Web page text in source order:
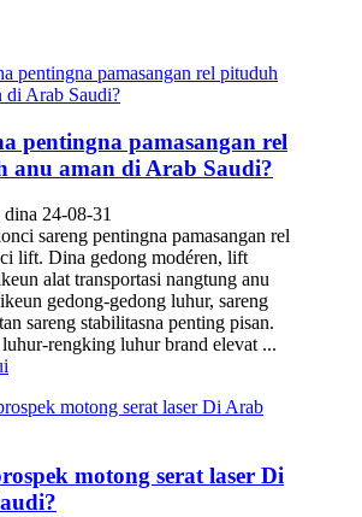
pentingna pamasangan rel
anu aman di Arab Saudi?
24-08-31
sareng pentingna pamasangan rel
lift. Dina gedong modéren, lift
alat transportasi nangtung anu
gedong-gedong luhur, sareng
sareng stabilitasna penting pisan.
rengking luhur brand elevat ...
motong serat laser Di